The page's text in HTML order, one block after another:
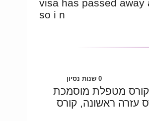
visa has passed away
so i n
0 שנות נסיון
מטפלת מוסמכת
עזרה ראשונה, קורס